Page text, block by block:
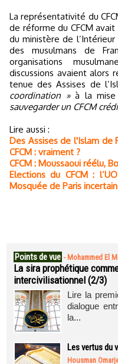
La représentativité du
de réforme du CFCM
du ministère de
des musulmans de
organisations
discussions avaient
tenue des Assises de
coordination »à la mise
sauvegarder un CFCM
Lire aussi :
Des Assises de l'Islam de
CFCM : vraiment ?
CFCM : Moussaoui réélu,
Elections du CFCM :
Mosquée de Paris
Points de vue - Mohammed El
La sira prophétique
intercivilisationnel (2/3)
Lire la
dialogue
la...
Les vertus du
Housman